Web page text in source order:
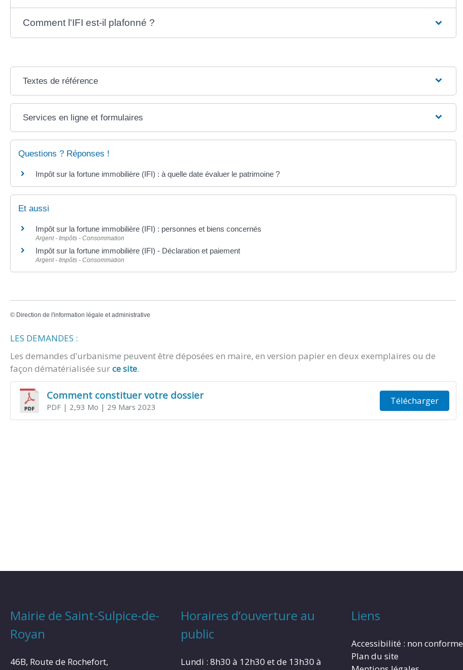
Comment l'IFI est-il plafonné ?
Textes de référence
Services en ligne et formulaires
Questions ? Réponses !
Impôt sur la fortune immobilière (IFI) : à quelle date évaluer le patrimoine ?
Et aussi
Impôt sur la fortune immobilière (IFI) : personnes et biens concernés
Argent - Impôts - Consommation
Impôt sur la fortune immobilière (IFI) - Déclaration et paiement
Argent - Impôts - Consommation
© Direction de l'information légale et administrative
LES DEMANDES :
Les demandes d’urbanisme peuvent être déposées en maire, en version papier en deux exemplaires ou de
façon dématérialisée surce site.
Comment constituer votre dossier
PDF| 2,93 Mo | 29 Mars 2023
Télécharger
Mairie de Saint-Sulpice-de-
Royan
46B, Route de Rochefort,
Horaires d’ouverture au
public
Lundi : 8h30 à 12h30 et de 13h30 à
Liens
Accessibilité : non conforme
Plan du site